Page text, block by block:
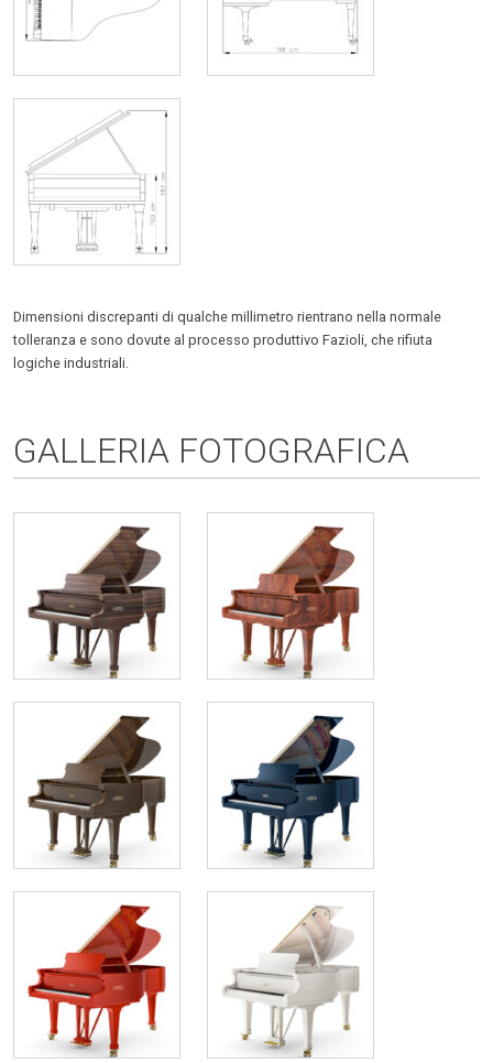
Dimensioni discrepanti di qualche millimetro rientrano nella normale
tolleranza e sono dovute al processo produttivo Fazioli, che rifiuta
logiche industriali.
GALLERIA FOTOGRAFICA